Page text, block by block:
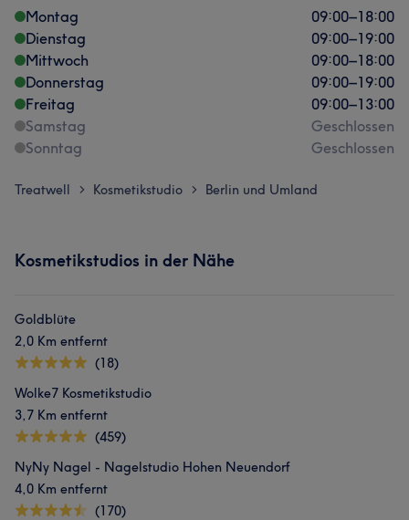
Montag
09:00–18:00
Dienstag
09:00–19:00
Mittwoch
09:00–18:00
Donnerstag
09:00–19:00
Freitag
09:00–13:00
Samstag
Geschlossen
Sonntag
Geschlossen
Treatwell > Kosmetikstudio > Berlin und Umland
Kosmetikstudios in der Nähe
Goldblüte
2,0 Km entfernt
(18)
Wolke7 Kosmetikstudio
3,7 Km entfernt
(459)
NyNy Nagel - Nagelstudio Hohen Neuendorf
4,0 Km entfernt
(170)